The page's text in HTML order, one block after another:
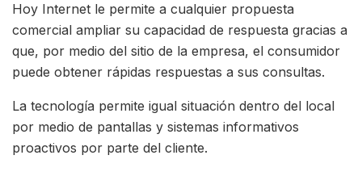
Hoy Internet le permite a cualquier propuesta
comercial ampliar su capacidad de respuesta gracias a
que, por medio del sitio de la empresa, el consumidor
puede obtener rápidas respuestas a sus consultas.
La tecnología permite igual situación dentro del local
por medio de pantallas y sistemas informativos
proactivos por parte del cliente.